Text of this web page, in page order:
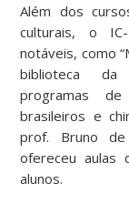
Além dos
culturais, o IC-
notáveis, como
biblioteca da
programas
brasileiros e
prof. Bruno
ofereceu aulas
alunos.